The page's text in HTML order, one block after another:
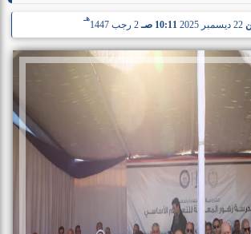
10:11 صـ 2 رجب 1447
هـ